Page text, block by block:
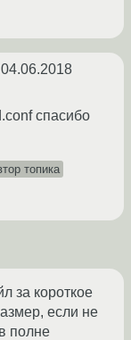
04.06.2018
спасибо
топика
за короткое
если не
полне